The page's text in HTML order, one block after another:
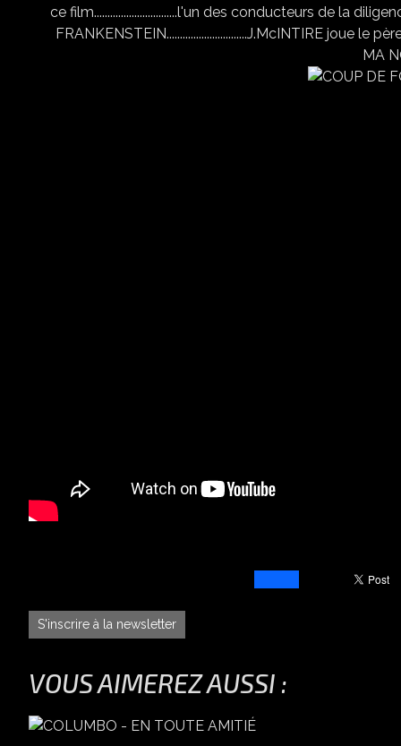
ce film...............................l'un des conducteurs de la
FRANKENSTEIN..............................J.McINTIRE joue
MA
S'inscrire à la newsletter
VOUS AIMEREZ AUSSI :